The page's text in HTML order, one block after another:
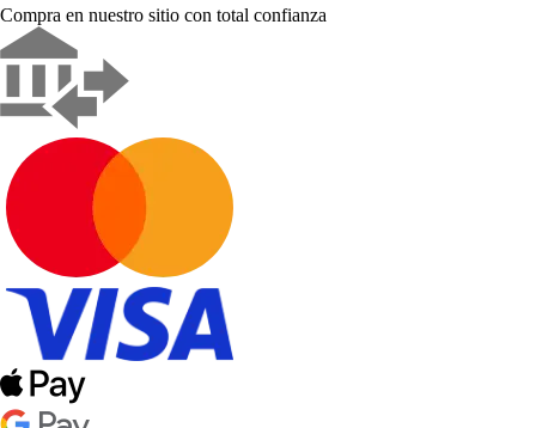
Compra en nuestro sitio con total confianza